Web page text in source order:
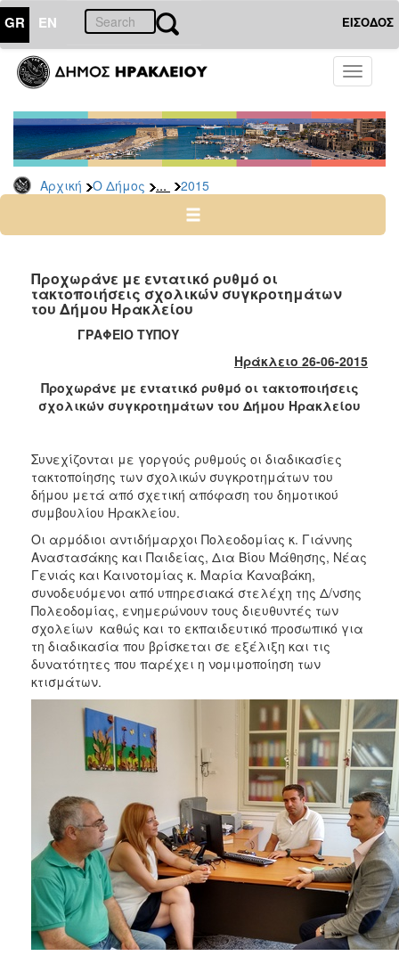
GR EN ΕΙΣΟΔΟΣ
Toggle
Αρχική Ο Δήμος ... 2015
ΔΗΜΟΣ
Δελτία
Τύπου
Αρχείο
2026
2024
2022
2021
2018
2016
2015
2013
2012
2011
2010
2006
ΑΝΘΕΚΤΙΚΗ
Προχωράνε με εντατικό ρυθμό οι
τακτοποιήσεις σχολικών συγκροτημάτων
του Δήμου Ηρακλείου
ΓΡΑΦΕΙΟ ΤΥΠΟΥ
Ηράκλειο 26-06-2015
Προχωράνε με εντατικό ρυθμό οι τακτοποιήσεις
σχολικών συγκροτημάτων του Δήμου Ηρακλείου
Συνεχίζονται με γοργούς ρυθμούς οι διαδικασίες
τακτοποίησης των σχολικών συγκροτημάτων του
δήμου μετά από σχετική απόφαση του δημοτικού
συμβουλίου Ηρακλείου.
Οι αρμόδιοι αντιδήμαρχοι Πολεοδομίας κ. Γιάννης
Αναστασάκης και Παιδείας, Δια Βίου Μάθησης, Νέας
Γενιάς και Καινοτομίας κ. Μαρία Καναβάκη,
συνοδευόμενοι από υπηρεσιακά στελέχη της Δ/νσης
Πολεοδομίας, ενημερώνουν τους διευθυντές των
σχολείων καθώς και το εκπαιδευτικό προσωπικό για
τη διαδικασία που βρίσκεται σε εξέλιξη και τις
δυνατότητες που παρέχει η νομιμοποίηση των
κτισμάτων.